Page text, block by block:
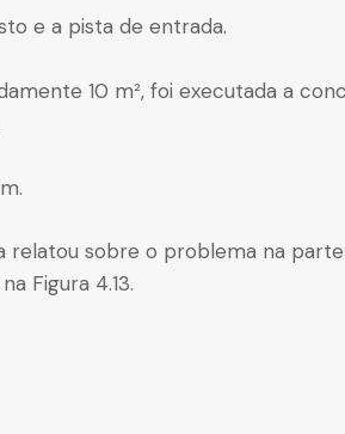
e a pista de entrada.
10 m², foi executada a
relatou sobre o problema na
Figura 4.13.